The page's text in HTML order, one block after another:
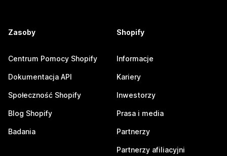
Zasoby
Centrum Pomocy Shopify
Dokumentacja API
Społeczność Shopify
Blog Shopify
Badania
Shopify
Informacje
Kariery
Inwestorzy
Prasa i media
Partnerzy
Partnerzy afiliacyjni